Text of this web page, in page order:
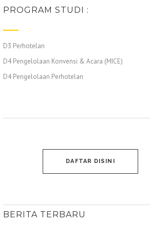
PROGRAM STUDI :
D3 Perhotelan
D4 Pengelolaan Konvensi & Acara (MICE)
D4 Pengelolaan Perhotelan
DAFTAR DISINI
BERITA TERBARU